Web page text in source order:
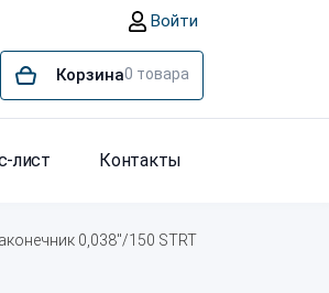
Войти
Корзина0 товара
лист Контакты
0,038"/150 STRT